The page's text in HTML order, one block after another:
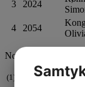
3 2024
4 2054
Notes
(1) Scoring System